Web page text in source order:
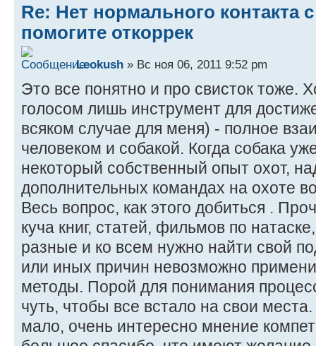
Re: Нет нормального контакта
помогите откоррек
Leokush » Вс ноя 06, 2011 9:52 pm
Это все понятно и про свисток тоже.
голосом лишь инструмент для
всяком случае для меня) - полное
человеком и собакой. Когда собака
некоторый собственный опыт охот,
дополнительных командах на охоте
Весь вопрос, как этого добиться .
куча книг, статей, фильмов по
разные и ко всем нужно найти свой
или иных причин невозможно
методы. Порой для понимания
чуть, чтобы все встало на свои
мало, очень интересно мнение